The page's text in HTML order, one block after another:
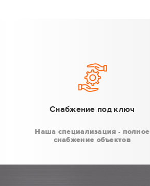
Снабжение под ключ
Наша специализация - полное
снабжение объектов